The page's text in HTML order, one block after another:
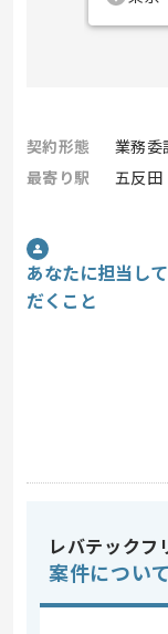
契約形態
業務委
最寄り駅
五反田
あなたに担当し
だくこと
レバテックフ
案件について